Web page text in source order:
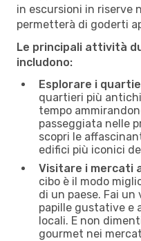
in escursioni in riserve
permetterà di goderti
Le principali attività
includono:
Esplorare i
quartieri più
tempo
passeggiata nelle
scopri le
edifici più iconici
Visitare i mercati
cibo è il modo
di un paese. Fai
papille gustative e
locali. E non
gourmet nei